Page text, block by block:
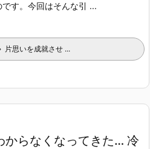
です。今回はそんな引 ...
片思いを成就させ ...
からなくなってきた… 冷